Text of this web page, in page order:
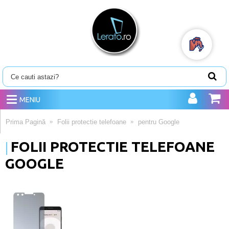
MENIU
Prima Pagină Folii protectie telefoane pentru Google
FOLII PROTECTIE TELEFOANE
GOOGLE